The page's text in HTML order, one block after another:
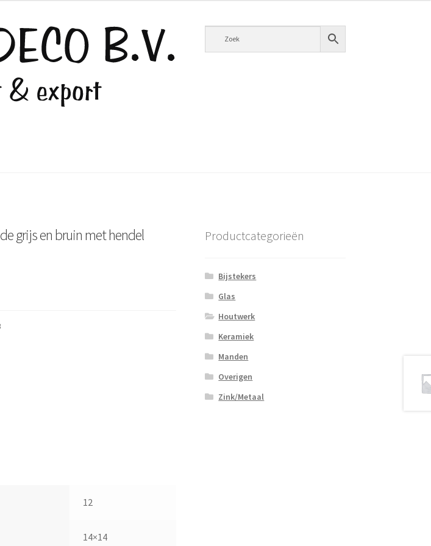
grijs en bruin met hendel
12
14×14
Productcategorieën
Bijstekers
Glas
Houtwerk
Keramiek
Manden
Overigen
Zink/Metaal